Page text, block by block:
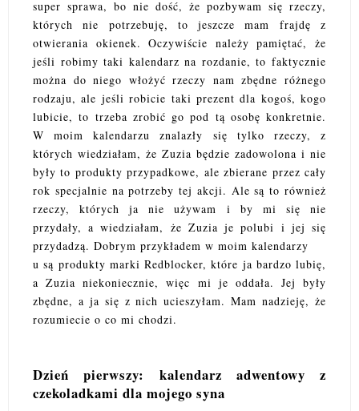
super sprawa, bo nie dość, że pozbywam się rzeczy,
których nie potrzebuję, to jeszcze mam frajdę z
otwierania okienek. Oczywiście należy pamiętać, że
jeśli robimy taki kalendarz na rozdanie, to faktycznie
można do niego włożyć rzeczy nam zbędne różnego
rodzaju, ale jeśli robicie taki prezent dla kogoś, kogo
lubicie, to trzeba zrobić go pod tą osobę konkretnie.
W moim kalendarzu znalazły się tylko rzeczy, z
których wiedziałam, że Zuzia będzie zadowolona i nie
były to produkty przypadkowe, ale zbierane przez cały
rok specjalnie na potrzeby tej akcji. Ale są to również
rzeczy, których ja nie używam i by mi się nie
przydały, a wiedziałam, że Zuzia je polubi i jej się
przydadzą. Dobrym przykładem w moim kalendarzy
u są produkty marki Redblocker, które ja bardzo lubię,
a Zuzia niekoniecznie, więc mi je oddała. Jej były
zbędne, a ja się z nich ucieszyłam. Mam nadzieję, że
rozumiecie o co mi chodzi.
Dzień pierwszy: kalendarz adwentowy z
czekoladkami dla mojego syna